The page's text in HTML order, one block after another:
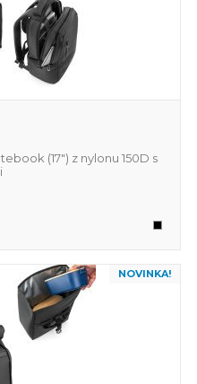
(17") z nylonu 150D s
NOVINKA!